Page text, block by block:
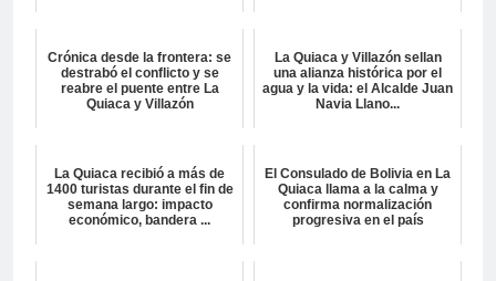
Crónica desde la frontera: se
destrabó el conflicto y se
reabre el puente entre La
Quiaca y Villazón
La Quiaca y Villazón sellan
una alianza histórica por el
agua y la vida: el Alcalde Juan
Navia Llano...
La Quiaca recibió a más de
1400 turistas durante el fin de
semana largo: impacto
económico, bandera ...
El Consulado de Bolivia en La
Quiaca llama a la calma y
confirma normalización
progresiva en el país